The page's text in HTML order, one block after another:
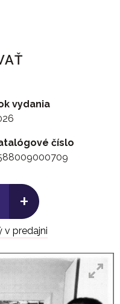
vydania
číslo
+
v predajni